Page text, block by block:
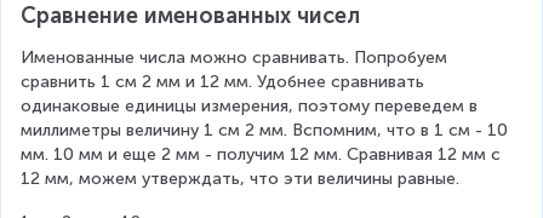
Сравнение именованных чисел
Именованные числа можно сравнивать. Попробуем
сравнить 1 см 2 мм и 12 мм. Удобнее сравнивать
одинаковые единицы измерения, поэтому переведем в
миллиметры величину 1 см 2 мм. Вспомним, что в 1 см - 10
мм. 10 мм и еще 2 мм - получим 12 мм. Сравнивая 12 мм с
12 мм, можем утверждать, что эти величины равные.